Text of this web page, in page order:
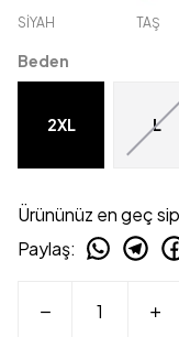
SİYAH TAŞ
Beden
2XL L
Ürününüz en geç
Paylaş: